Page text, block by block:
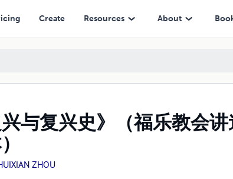
Create Resources About
与复兴史》（福乐教会
ZHOU
）